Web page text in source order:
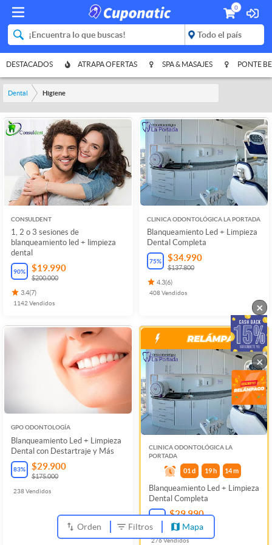
0
DESTACADOS ATRAPA OFERTAS SPA & MASAJES PONTE
Dental Higiene
CONSULDENT
1, 2 o 3 sesiones de
blanqueamiento led + limpieza
dental
90% $19.990
$200.000
3.4(7)
1142 Vendidos
CLINICA ODONTOLÓGICA LA PORTADA
Blanqueamiento Led + Limpieza
Dental Completa
75% $34.990
$137.800
4.3(6)
408Vendidos
GPO ODONTOLOGÍA
Blanqueamiento Led + Limpieza
Dental con Destartraje y Más
83% $29.900
$175.000
238Vendidos
CLINICA ODONTOLÓGICA LA
PORTADA
01 d 19 h 14m
Blanqueamiento Led + Limpieza
Dental Completa
78% $29.990
$137.800
276Vendidos
Orden Filtros Mapa
×
×